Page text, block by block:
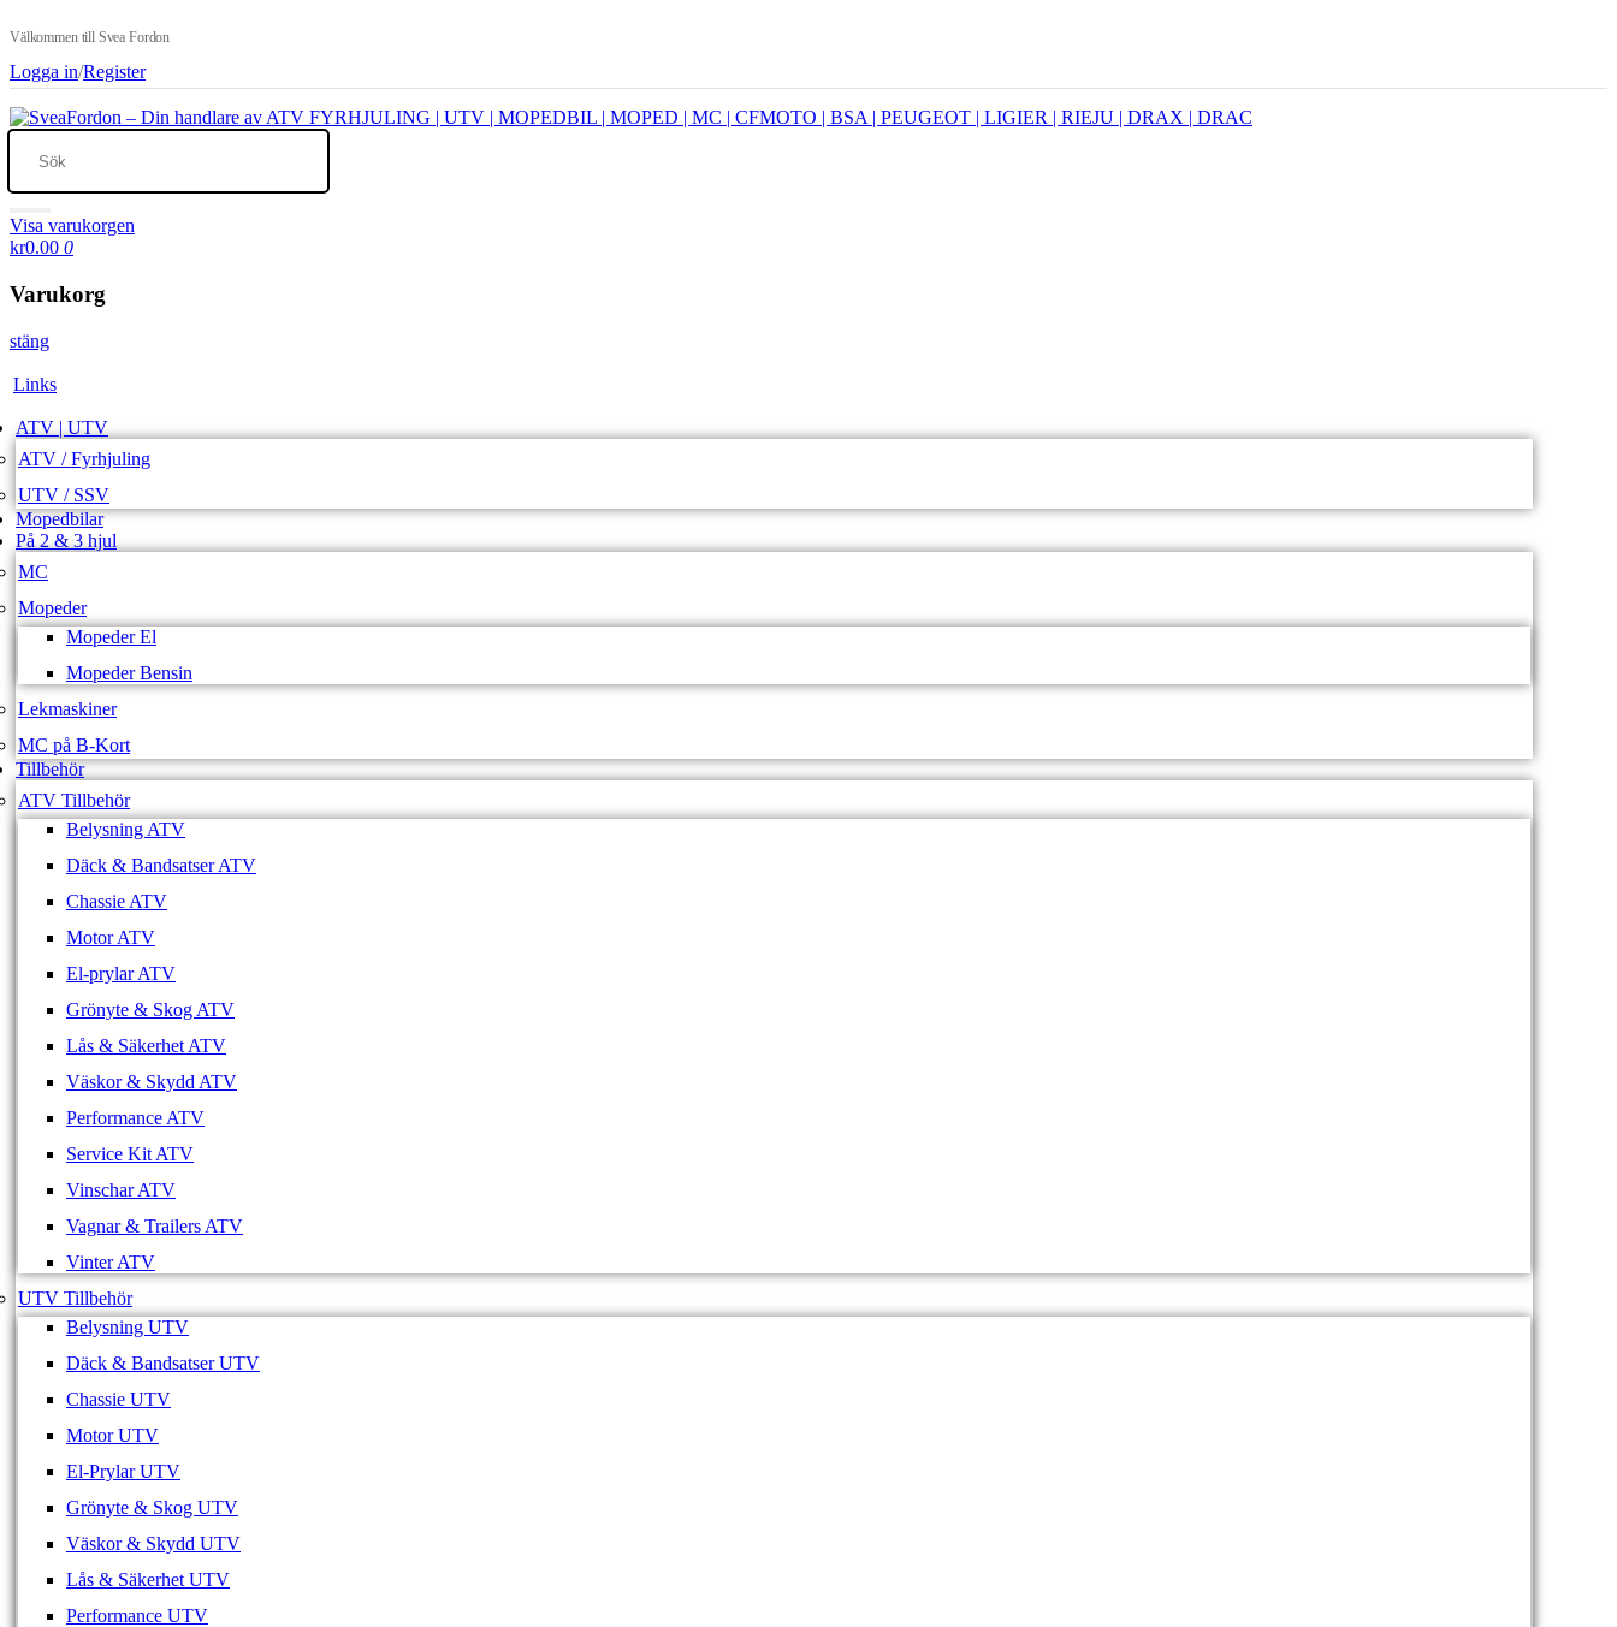
Välkommen till Svea Fordon
Logga in/Register
Visa varukorgen
kr0.00 0
Varukorg
stäng
Links
ATV | UTV
ATV / Fyrhjuling
UTV / SSV
Mopedbilar
På 2 & 3 hjul
MC
Mopeder
Mopeder El
Mopeder Bensin
Lekmaskiner
MC på B-Kort
Tillbehör
ATV Tillbehör
Belysning ATV
Däck & Bandsatser ATV
Chassie ATV
Motor ATV
El-prylar ATV
Grönyte & Skog ATV
Lås & Säkerhet ATV
Väskor & Skydd ATV
Performance ATV
Service Kit ATV
Vinschar ATV
Vagnar & Trailers ATV
Vinter ATV
UTV Tillbehör
Belysning UTV
Däck & Bandsatser UTV
Chassie UTV
Motor UTV
El-Prylar UTV
Grönyte & Skog UTV
Väskor & Skydd UTV
Lås & Säkerhet UTV
Performance UTV